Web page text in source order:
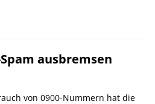
ausbremsen
von 0900-Nummern hat die